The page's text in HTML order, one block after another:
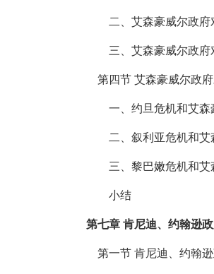
二、艾森豪威尔政
三、艾森豪威尔政
第四节 艾森豪威尔政
一、约旦危机和艾
二、叙利亚危机和
三、黎巴嫩危机和
小结
第七章 肯尼迪、约翰逊
第一节 肯尼迪、约翰